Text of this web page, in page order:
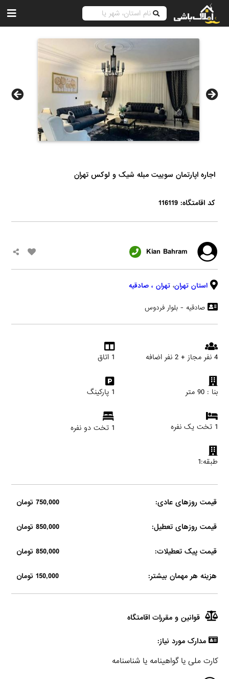
اجاره اپارتمان سوییت مبله شیک و لوکس تهران
کد اقامتگاه: 116119
استان تهران، تهران ، صادقیه
صادقیه - بلوار فردوس
4 نفر مجاز + 2 نفر اضافه 1 اتاق
بنا : 90 متر 1 پارکینگ
1 تخت یک نفره 1 تخت دو نفره
طبقه:1
قیمت روزهای عادی: 750,000 تومان
قیمت روزهای تعطیل: 850,000 تومان
قیمت پیک تعطیلات: 850,000 تومان
هزینه هر مهمان بیشتر: 150,000 تومان
قوانین و مقررات اقامتگاه
مدارک مورد نیاز:
کارت ملی یا گواهینامه یا شناسنامه